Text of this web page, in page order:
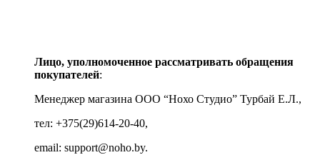
Лицо, уполномоченное рассматривать обращения
покупателей:
Менеджер магазина ООО “Нохо Студио” Турбай Е.Л.,
тел: +375(29)614-20-40,
email: support@noho.by.